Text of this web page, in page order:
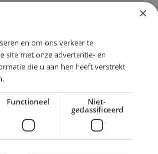
weer op het bot te
×
en om ons verkeer te
site met onze advertentie- en
die u aan hen heeft verstrekt
Functioneel
Niet-
geclassificeerd